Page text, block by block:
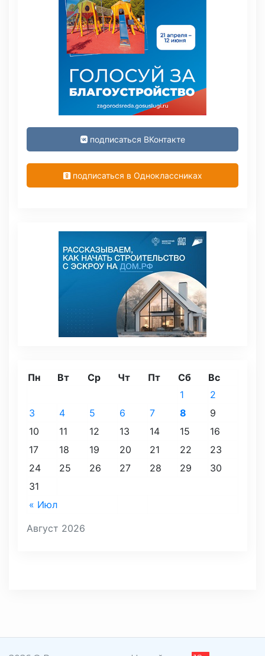
подписаться ВКонтакте
подписаться в Одноклассниках
Август 2026
Пн Вт Ср Чт Пт Сб Вс
« Июл
1
2
3
4 5 6 7 8
9
10
11 12 13 14 15
16
17
18 19 20 21 22
23
24
25 26 27 28 29
30
31